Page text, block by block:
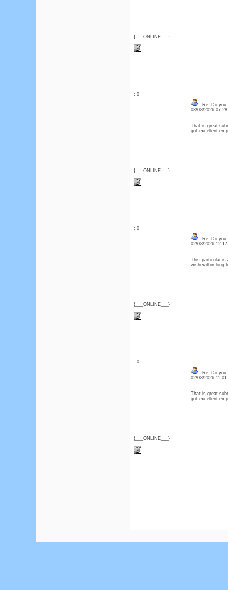
{___ONLINE___}
: 0
{___ONLINE___}
Re: Do you
03/08/2026
That is great
got excellent
: 0
{___ONLINE___}
Re: Do you
02/08/2026
This particular is
wish within long
: 0
{___ONLINE___}
Re: Do you
02/08/2026
That is great
got excellent